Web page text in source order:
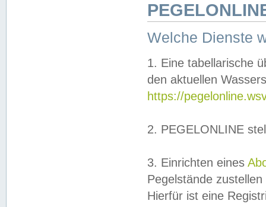
Welche Dienste
1. Eine tabellarische
den aktuellen
https://
2. PEGELONLINE
3. Einrichten eines
Pegelstände
Hierfür ist eine